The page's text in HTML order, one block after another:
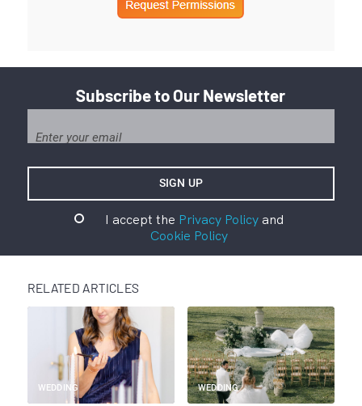
Subscribe to Our Newsletter
I accept the Privacy Policyand
Cookie Policy
RELATED ARTICLES
WEDDING WEDDING